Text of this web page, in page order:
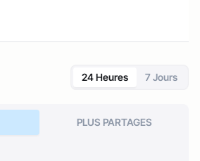
et les réflexions sur l’agriculture.
sont accessibles au grand
24 Heures 7 Jours
PLUS PARTAGES